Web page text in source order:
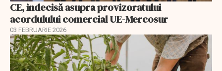
CE, indecisă asupra provizoratului
acordulului comercial UE-Mercosur
03 FEBRUARIE 2026